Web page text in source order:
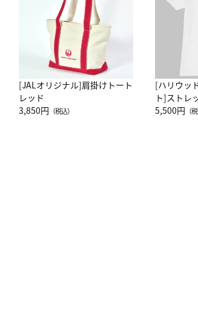
[JALオリジナル]肩掛けトート
レッド
3,850円 （税込）
[ハリウッ
ト]ストレ
ーネック
5,500円 （